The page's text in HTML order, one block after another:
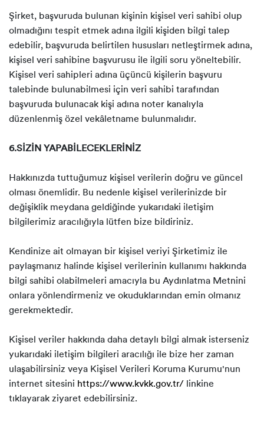
Şirket, başvuruda bulunan kişinin kişisel veri sahibi olup
olmadığını tespit etmek adına ilgili kişiden bilgi talep
edebilir, başvuruda belirtilen hususları netleştirmek adına,
kişisel veri sahibine başvurusu ile ilgili soru yöneltebilir.
Kişisel veri sahipleri adına üçüncü kişilerin başvuru
talebinde bulunabilmesi için veri sahibi tarafından
başvuruda bulunacak kişi adına noter kanalıyla
düzenlenmiş özel vekâletname bulunmalıdır.
6.SİZİN YAPABİLECEKLERİNİZ
Hakkınızda tuttuğumuz kişisel verilerin doğru ve güncel
olması önemlidir. Bu nedenle kişisel verilerinizde bir
değişiklik meydana geldiğinde yukarıdaki iletişim
bilgilerimiz aracılığıyla lütfen bize bildiriniz.
Kendinize ait olmayan bir kişisel veriyi Şirketimiz ile
paylaşmanız halinde kişisel verilerinin kullanımı hakkında
bilgi sahibi olabilmeleri amacıyla bu Aydınlatma Metnini
onlara yönlendirmeniz ve okuduklarından emin olmanız
gerekmektedir.
Kişisel veriler hakkında daha detaylı bilgi almak isterseniz
yukarıdaki iletişim bilgileri aracılığı ile bize her zaman
ulaşabilirsiniz veya Kişisel Verileri Koruma Kurumu'nun
internet sitesini https://www.kvkk.gov.tr/ linkine
tıklayarak ziyaret edebilirsiniz.